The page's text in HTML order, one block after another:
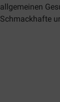
allgemeinen
Schmackhafte